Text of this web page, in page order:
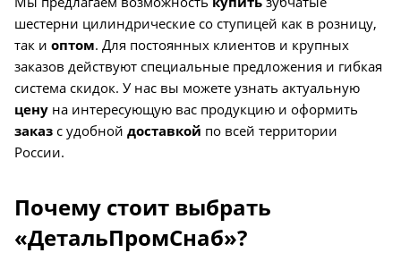
шестерни цилиндрические со ступицей как в розницу,
так и оптом. Для постоянных клиентов и крупных
заказов действуют специальные предложения и гибкая
система скидок. У нас вы можете узнать актуальную
цену на интересующую вас продукцию и оформить
заказ с удобной доставкой по всей территории
России.
Почему стоит выбрать
«ДетальПромСнаб»?